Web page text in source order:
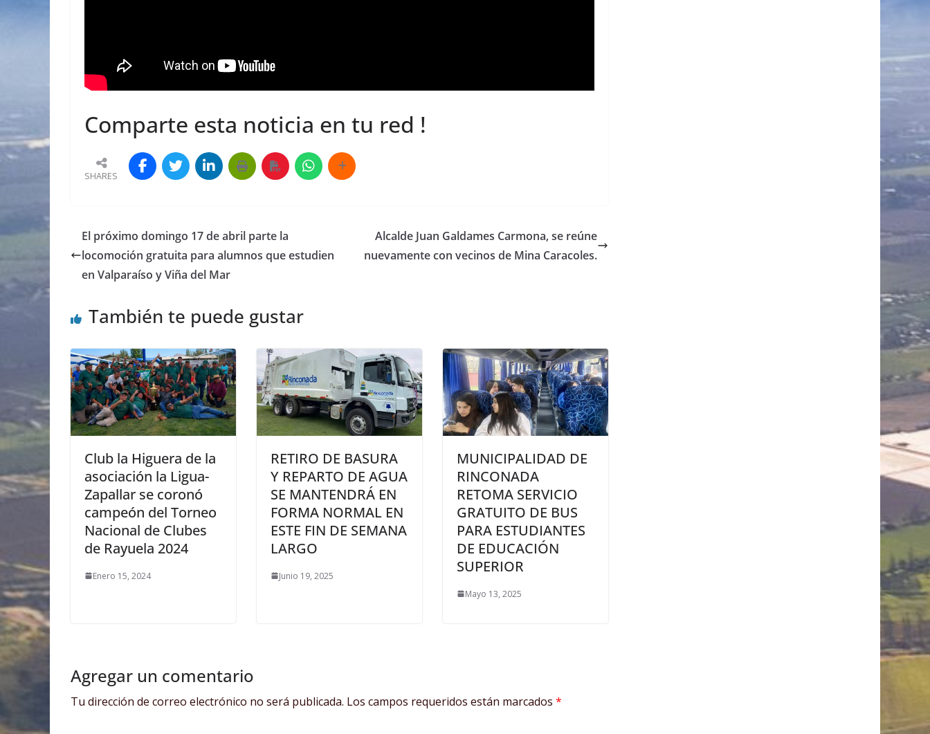
Comparte esta noticia en tu red !
SHARES
El próximo domingo 17 de abril parte la
locomoción gratuita para alumnos que estudien
en Valparaíso y Viña del Mar
Alcalde Juan Galdames Carmona, se reúne
nuevamente con vecinos de Mina Caracoles.
También te puede gustar
Club la Higuera de la
asociación la Ligua-
Zapallar se coronó
campeón del Torneo
Nacional de Clubes
de Rayuela 2024
Enero 15, 2024
RETIRO DE BASURA
Y REPARTO DE AGUA
SE MANTENDRÁ EN
FORMA NORMAL EN
ESTE FIN DE SEMANA
LARGO
Junio 19, 2025
MUNICIPALIDAD DE
RINCONADA
RETOMA SERVICIO
GRATUITO DE BUS
PARA ESTUDIANTES
DE EDUCACIÓN
SUPERIOR
Mayo 13, 2025
Agregar un comentario
Tu dirección de correo electrónico no será publicada. Los campos requeridos están marcados *